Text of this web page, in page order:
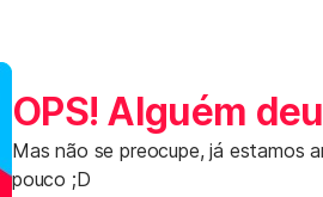
OPS! Alguém
Mas não se preocupe, já estamos
pouco ;D